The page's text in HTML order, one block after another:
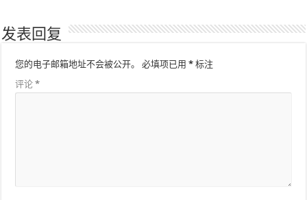
发表回复
您的电子邮箱地址不会被公开。 必填项已用* 标注
评论*